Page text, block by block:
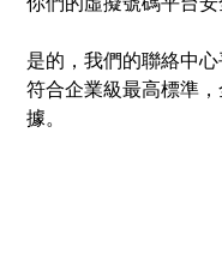
是的，我們的聯絡中
符合企業級最高標準
據。